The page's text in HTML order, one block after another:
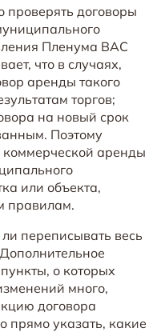
договоры
Пленума ВАС
что в случаях,
аренды такого
торгов;
на новый срок
Поэтому
аренды
или объекта,
правилам.
переписывать весь
о которых
много,
договора
прямо указать, какие